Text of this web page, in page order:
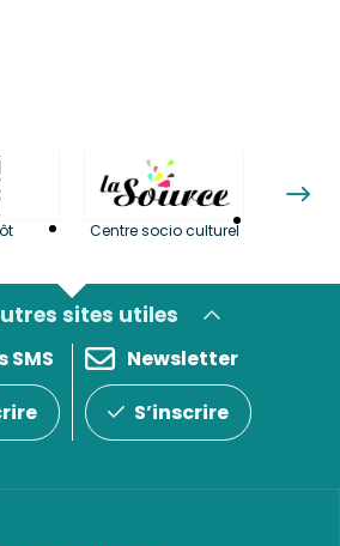
Centre socio culturel
sites utiles
SMS
Newsletter
S’inscrire